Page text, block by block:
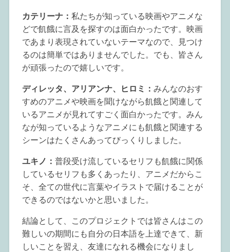
カテリーナ： 私たちが知っている映画やアニメな
どで飢餓に言及を探すのは面白かったです。映画
であまり表現されていないテーマなので、見つけ
るのは簡単ではありませんでした。でも、皆さん
が頑張ったので嬉しいです。
ディレッタ、アリアンナ、ヒロミ： みんなのおす
すめのアニメや映画を聞けながら飢餓と関連して
いるアニメが見れてすごく面白かったです。みん
なが知っているようなアニメにも飢餓と関連する
シーンはたくさんあってびっくりしました。
ユキノ： 普段受け流しているセリフも飢餓に関係
しているセリフも多くあったり、アニメだからこ
そ、全ての世代に言葉やイラストで届けることが
できるのではないかと思いました。
結論として、このプロジェクトでは皆さんはこの
難しいの期間にも自分の日本語を上達できて、新
しいことを習え、友達になれる機会になりまし